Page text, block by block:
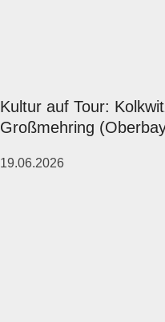
Kultur auf Tour:
Großmehring
19.06.2026